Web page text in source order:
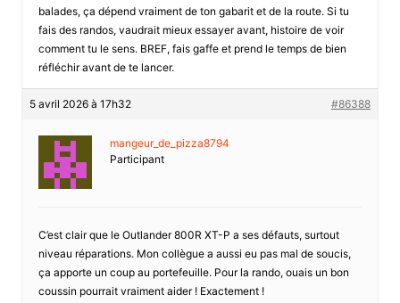
balades, ça dépend vraiment de ton gabarit et de la route. Si tu
fais des randos, vaudrait mieux essayer avant, histoire de voir
comment tu le sens. BREF, fais gaffe et prend le temps de bien
réfléchir avant de te lancer.
5 avril 2026 à 17h32 #86388
mangeur_de_pizza8794
Participant
C’est clair que le Outlander 800R XT-P a ses défauts, surtout
niveau réparations. Mon collègue a aussi eu pas mal de soucis,
ça apporte un coup au portefeuille. Pour la rando, ouais un bon
coussin pourrait vraiment aider ! Exactement !